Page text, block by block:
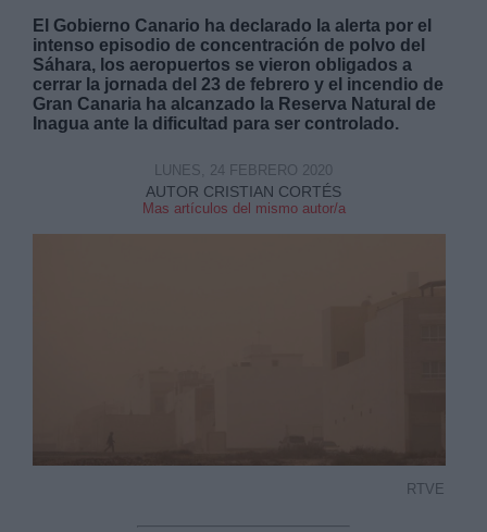
El Gobierno Canario ha declarado la alerta por el
intenso episodio de concentración de polvo del
Sáhara, los aeropuertos se vieron obligados a
cerrar la jornada del 23 de febrero y el incendio de
Gran Canaria ha alcanzado la Reserva Natural de
Inagua ante la dificultad para ser controlado.
AUTOR CRISTIAN CORTÉS
Mas artículos del mismo autor/a
LUNES, 24 FEBRERO 2020
RTVE